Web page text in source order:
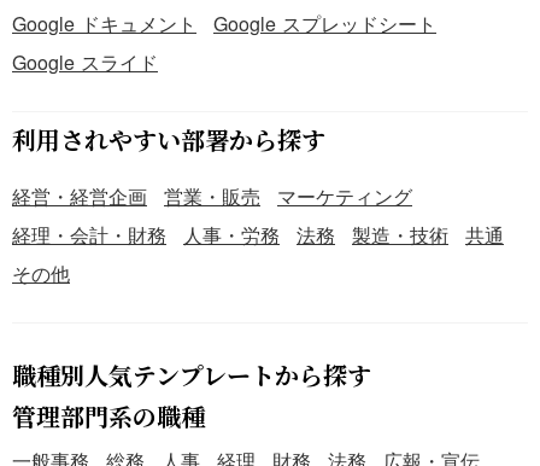
Google ドキュメント
Google スプレッドシート
Google スライド
利用されやすい部署から探す
経営・経営企画 営業・販売
マーケティング
経理・会計・財務
人事・労務 法務 製造・技術
共通
その他
職種別人気テンプレートから探す
管理部門系の職種
一般事務 総務 人事 経理 財務 法務 広報・宣伝